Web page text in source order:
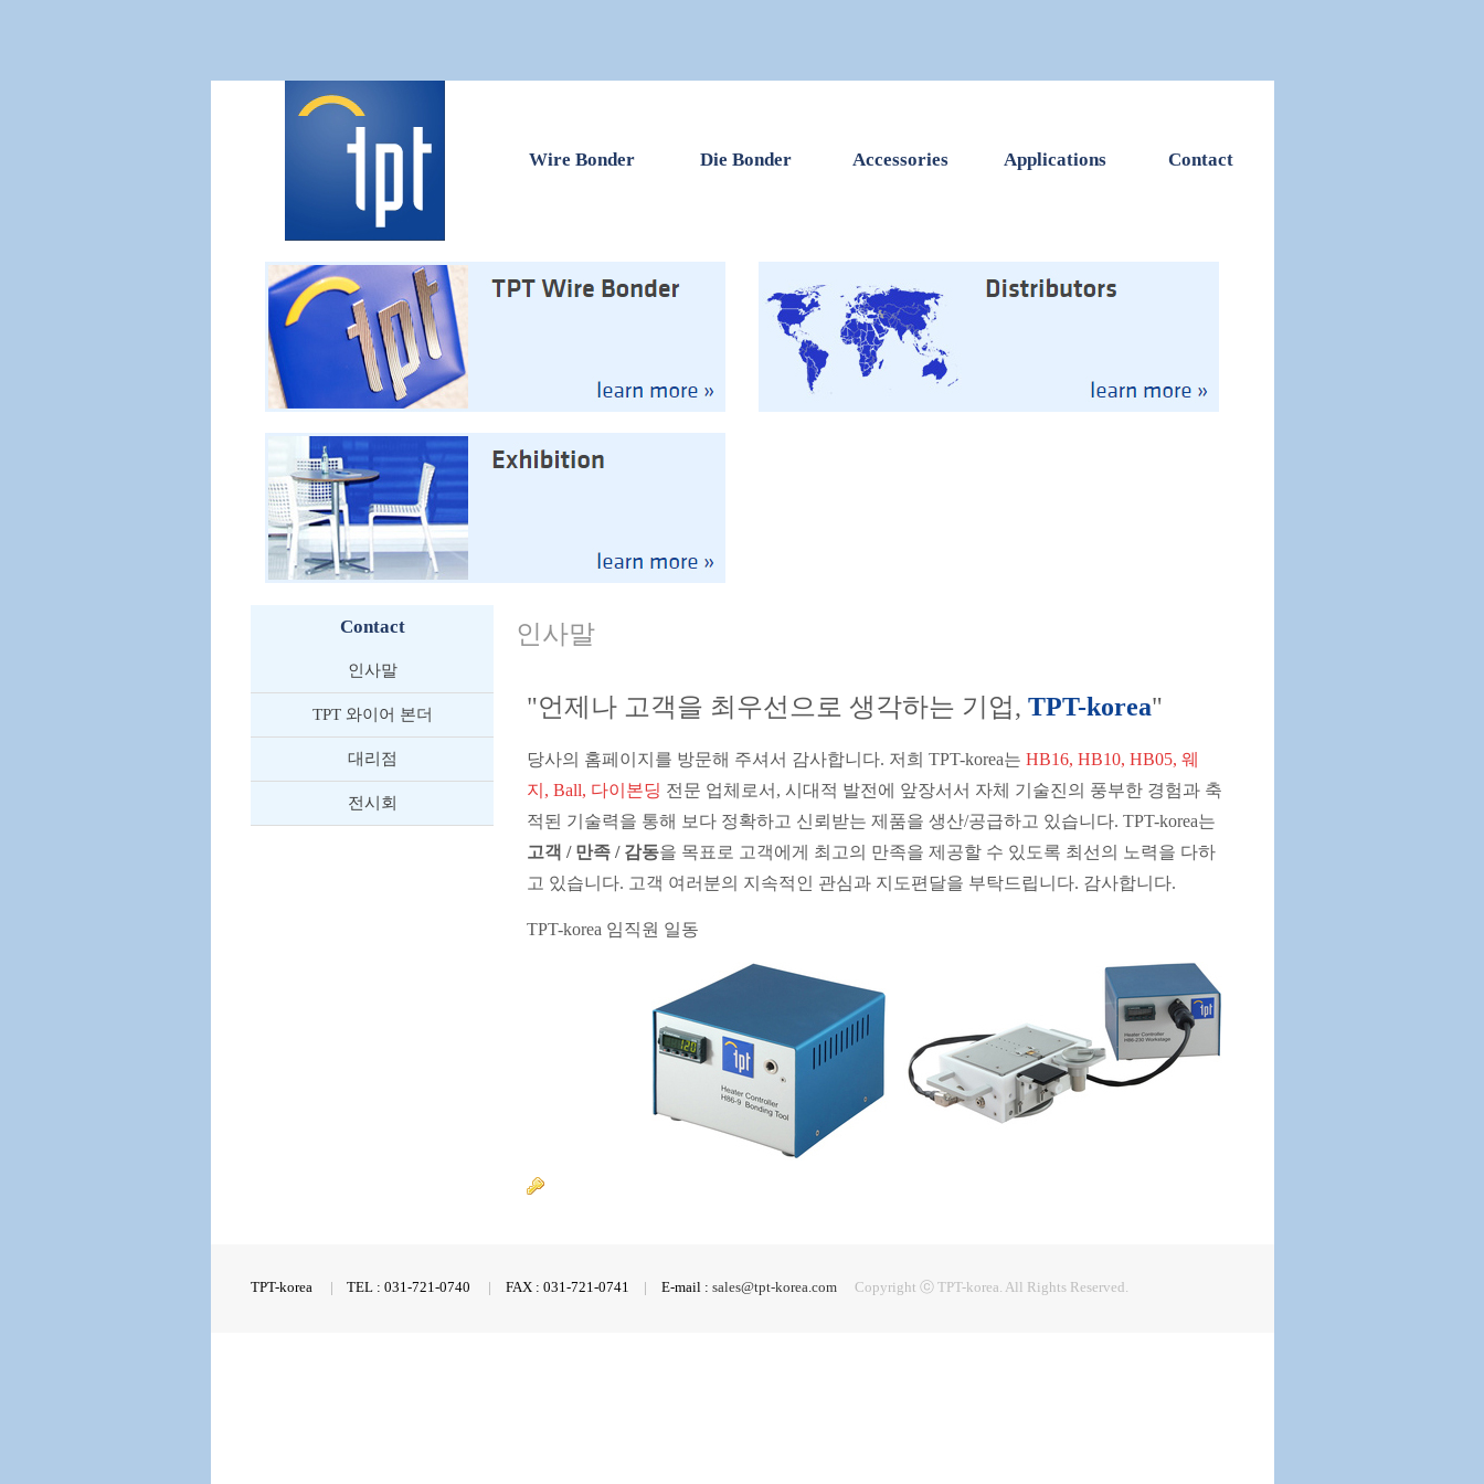
Wire Bonder Die Bonder Accessories Applications Contact
Contact
인사말
TPT 와이어 본더
대리점
전시회
인사말
"언제나 고객을 최우선으로 생각하는 기업, TPT-korea"
당사의 홈페이지를 방문해 주셔서 감사합니다. 저희 TPT-korea는 HB16, HB10, HB05, 웨
지, Ball, 다이본딩 전문 업체로서, 시대적 발전에 앞장서서 자체 기술진의 풍부한 경험과 축
적된 기술력을 통해 보다 정확하고 신뢰받는 제품을 생산/공급하고 있습니다. TPT-korea는
고객 / 만족 / 감동을 목표로 고객에게 최고의 만족을 제공할 수 있도록 최선의 노력을 다하
고 있습니다. 고객 여러분의 지속적인 관심과 지도편달을 부탁드립니다. 감사합니다.
TPT-korea 임직원 일동
TPT-korea TEL : 031-721-0740 FAX : 031-721-0741 E-mail : sales@tpt-korea.com Copyright ⓒ TPT-korea. All Rights Reserved.